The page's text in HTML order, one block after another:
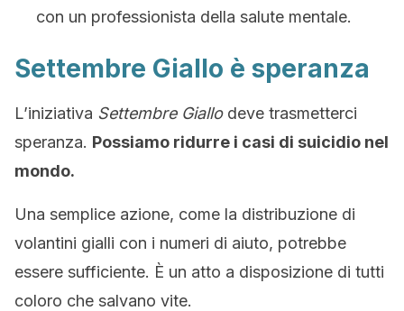
con un professionista della salute mentale.
Settembre Giallo è speranza
L’iniziativa Settembre Giallodeve trasmetterci
speranza. Possiamo ridurre i casi di suicidio nel
mondo.
Una semplice azione, come la distribuzione di
volantini gialli con i numeri di aiuto, potrebbe
essere sufficiente. È un atto a disposizione di tutti
coloro che salvano vite.